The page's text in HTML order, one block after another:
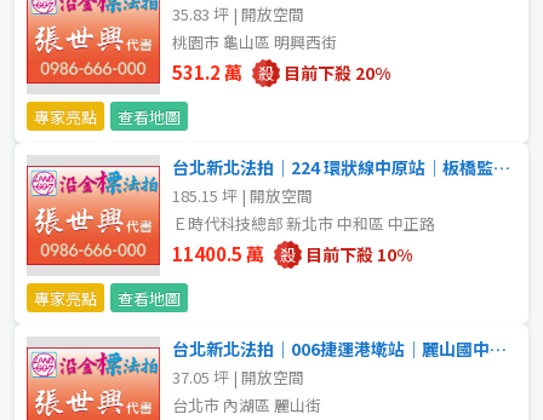
苗栗縣
台中市
彰化縣
南投縣
雲林縣
嘉義市
嘉義縣
台南市
農舍 辦公
廠辦 倉庫 土地
坪數
不拘
20~30 坪 30~40 坪
40~50 坪
60~70 坪
35.83 坪 | 開放空間
桃園市 龜山區 明興西街
531.2 萬 目前下殺 20%
專家亮點 查看地圖
台北新北法拍｜224 環狀線中原站｜板橋監理站｜廠辦兩戶併拍
185.15 坪 | 開放空間
Ｅ時代科技總部 新北市 中和區 中正路
11400.5 萬 目前下殺 10%
專家亮點 查看地圖
台北新北法拍｜006捷運港墘站｜麗山國中小｜邊間方正採光公寓
37.05 坪 | 開放空間
台北市 內湖區 麗山街